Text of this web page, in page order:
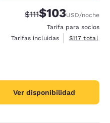
Precio tachado:
$111Precio con
$103USD/noche
Tarifa para socios
Tarifas incluidas
Ver detalles
$117 total
Ver disponibilidad